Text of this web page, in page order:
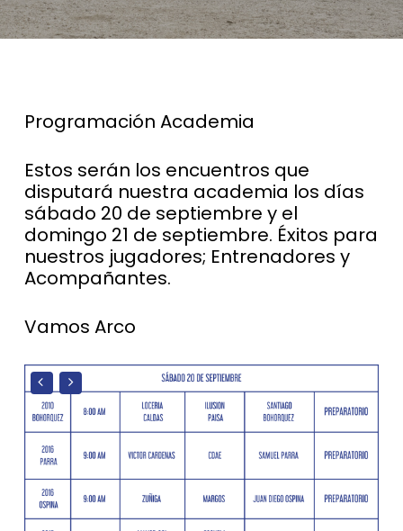
Programación Academia
Estos serán los encuentros que
disputará nuestra academia los días
sábado 20 de septiembre y el
domingo 21 de septiembre. Éxitos para
nuestros jugadores; Entrenadores y
Acompañantes.
Vamos Arco